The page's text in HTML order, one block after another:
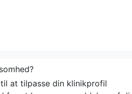
at tilpasse din klinikprofil